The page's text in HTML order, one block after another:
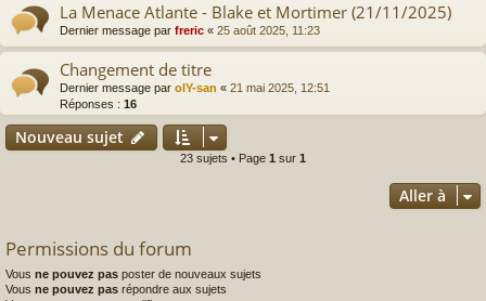
La Menace Atlante - Blake et Mortimer (21/11/2025)
Dernier message par freric « 25 août 2025, 11:23
Changement de titre
Dernier message par olY-san « 21 mai 2025, 12:51
Réponses : 16
Nouveau sujet
23 sujets • Page 1 sur 1
Aller à
Permissions du forum
Vous ne pouvez pas poster de nouveaux sujets
Vous ne pouvez pas répondre aux sujets